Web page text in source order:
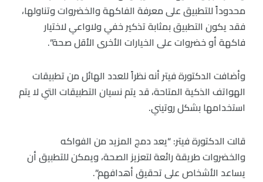
محدوداً للتطبيق على معرفة الفاكهة والخضروات وتناولها،
فقد يكون التطبيق بمثابة تذكير خفي ولاواعي لاختيار
فاكهة أو خضروات على الخيارات الأخرى الأقل صحة”.
وأضافت الدكتورة فيتر أنه نظراً للعدد الهائل من تطبيقات
الهواتف الذكية المتاحة، قد يتم نسيان التطبيقات التي لا يتم
استخدامها بشكل روتيني.
قالت الدكتورة فيتر: “يعد دمج المزيد من الفواكه
والخضروات طريقة رائعة لتعزيز الصحة، ويمكن للتطبيق أن
يساعد الأشخاص على تحقيق أهدافهم”.